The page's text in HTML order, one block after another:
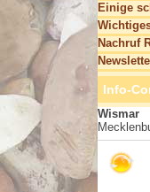
Einige
Nachruf
Info-